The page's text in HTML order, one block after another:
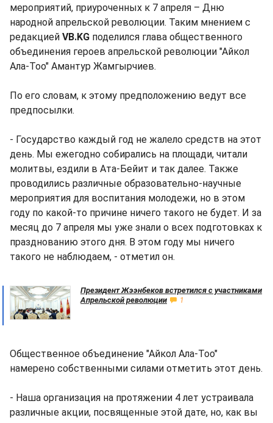
мероприятий, приуроченных к 7 апреля – Дню
народной апрельской революции. Таким мнением с
редакцией VB.KG поделился глава общественного
объединения героев апрельской революции "Айкол
Ала-Тоо" Амантур Жамгырчиев.
По его словам, к этому предположению ведут все
предпосылки.
- Государство каждый год не жалело средств на этот
день. Мы ежегодно собирались на площади, читали
молитвы, ездили в Ата-Бейит и так далее. Также
проводились различные образовательно-научные
мероприятия для воспитания молодежи, но в этом
году по какой-то причине ничего такого не будет. И за
месяц до 7 апреля мы уже знали о всех подготовках к
празднованию этого дня. В этом году мы ничего
такого не наблюдаем, - отметил он.
Президент Жээнбеков встретился с участниками
Апрельской революции
1
Общественное объединение "Айкол Ала-Тоо"
намерено собственными силами отметить этот день.
- Наша организация на протяжении 4 лет устраивала
различные акции, посвященные этой дате, но, как вы